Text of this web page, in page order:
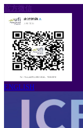
官方微信
ENGLISH